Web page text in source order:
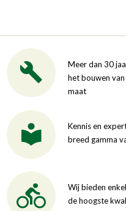
Meer dan 30
het bouwen
maat
Kennis en
breed gamma
Wij bieden
de hoogste